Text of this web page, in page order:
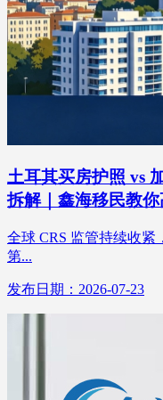
土耳其买房护照 vs
拆解｜鑫海移民教
全球 CRS 监管持续收
第...
发布日期：2026-07-23